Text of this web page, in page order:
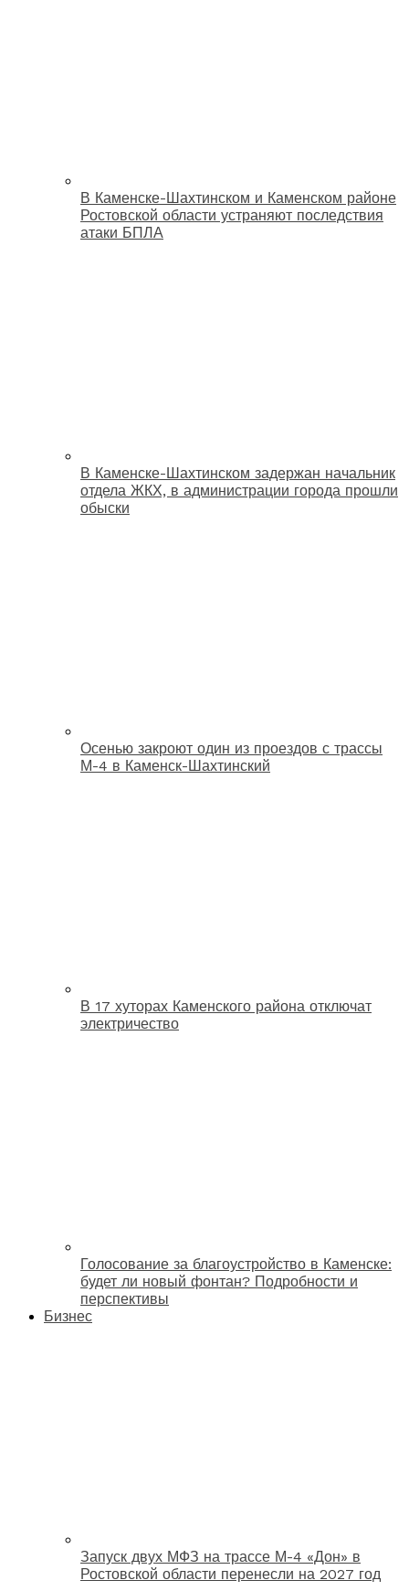
В Каменске-Шахтинском и Каменском районе
Ростовской области устраняют последствия
атаки БПЛА
В Каменске-Шахтинском задержан начальник
отдела ЖКХ, в администрации города прошли
обыски
Осенью закроют один из проездов с трассы
М-4 в Каменск-Шахтинский
В 17 хуторах Каменского района отключат
электричество
Голосование за благоустройство в Каменске:
будет ли новый фонтан? Подробности и
перспективы
Бизнес
Запуск двух МФЗ на трассе М-4 «Дон» в
Ростовской области перенесли на 2027 год